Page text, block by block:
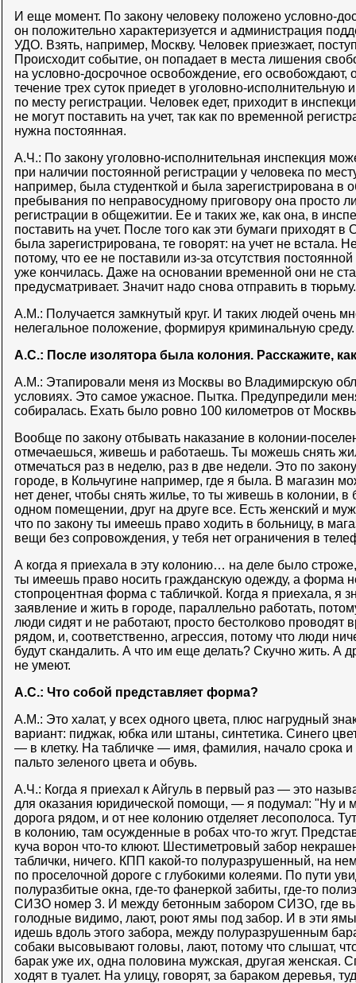
И еще момент. По закону человеку положено условно-
он положительно характеризуется и администрация
УДО. Взять, например, Москву. Человек приезжает,
Происходит событие, он попадает в места лишения
на условно-досрочное освобождение, его освобождают,
течение трех суток приедет в уголовно-исполнительную
по месту регистрации. Человек едет, приходит в
не могут поставить на учет, так как по временной
нужна постоянная.
А.Ч.: По закону уголовно-исполнительная инспекция
при наличии постоянной регистрации у человека по
например, была студенткой и была зарегистрирована в
пребывания по неправосудному приговору она просто
регистрации в общежитии. Ее и таких же, как она, в
поставить на учет. После того как эти бумаги приходят
была зарегистрирована, те говорят: на учет не встала.
потому, что ее не поставили из-за отсутствия
уже кончилась. Даже на основании временной они не
предусматривает. Значит надо снова отправить в тюрьму.
А.М.: Получается замкнутый круг. И таких людей очень
нелегальное положение, формируя криминальную среду.
А.С.: После изолятора была колония. Расскажите,
А.М.: Этапировали меня из Москвы во Владимирскую
условиях. Это самое ужасное. Пытка. Предупредили
собиралась. Ехать было ровно 100 километров от
Вообще по закону отбывать наказание в колонии-
отмечаешься, живешь и работаешь. Ты можешь снять
отмечаться раз в неделю, раз в две недели. Это по
городе, в Кольчугине например, где я была. В магазин
нет денег, чтобы снять жилье, то ты живешь в колонии, в
одном помещении, друг на друге все. Есть женский и
что по закону ты имеешь право ходить в больницу, в
вещи без сопровождения, у тебя нет ограничения в
А когда я приехала в эту колонию… на деле было
ты имеешь право носить гражданскую одежду, а форма
стопроцентная форма с табличкой. Когда я приехала, я
заявление и жить в городе, параллельно работать,
люди сидят и не работают, просто бестолково проводят
рядом, и, соответственно, агрессия, потому что люди
будут скандалить. А что им еще делать? Скучно жить. А
не умеют.
А.С.: Что собой представляет форма?
А.М.: Это халат, у всех одного цвета, плюс нагрудный
вариант: пиджак, юбка или штаны, синтетика. Синего
— в клетку. На табличке — имя, фамилия, начало срока и
пальто зеленого цвета и обувь.
А.Ч.: Когда я приехал к Айгуль в первый раз — это
для оказания юридической помощи, — я подумал: "Ну и
дорога рядом, и от нее колонию отделяет лесополоса.
в колонию, там осужденные в робах что-то жгут.
куча ворон что-то клюют. Шестиметровый забор
таблички, ничего. КПП какой-то полуразрушенный, на
по проселочной дороге с глубокими колеями. По пути
полуразбитые окна, где-то фанеркой забиты, где-то
СИЗО номер 3. И между бетонным забором СИЗО, где
голодные видимо, лают, роют ямы под забор. И в эти
идешь вдоль этого забора, между полуразрушенным
собаки высовывают головы, лают, потому что слышат,
барак уже их, одна половина мужская, другая женская.
ходят в туалет. На улицу, говорят, за бараком деревья,